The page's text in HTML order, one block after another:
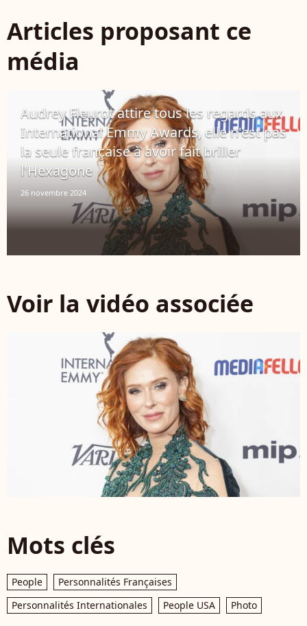
Articles proposant ce
média
Audrey Fleurot attire tous les regards aux
International Emmy Awards, elle n'est pas
la seule française à avoir fait briller
l'Hexagone
26 novembre 2024
Voir la vidéo associée
Mots clés
People
Personnalités Françaises
Personnalités Internationales
People USA Photo